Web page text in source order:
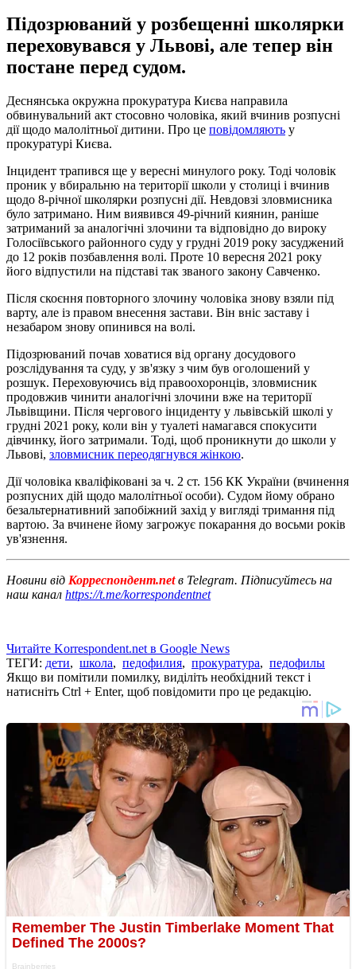
Підозрюваний у розбещенні школярки
переховувався у Львові, але тепер він
постане перед судом.
Деснянська окружна прокуратура Києва направила
обвинувальний акт стосовно чоловіка, який вчинив розпусні
дії щодо малолітньої дитини. Про це повідомляють у
прокуратурі Києва.
Інцидент трапився ще у вересні минулого року. Тоді чоловік
проник у вбиральню на території школи у столиці і вчинив
щодо 8-річної школярки розпусні дії. Невдовзі зловмисника
було затримано. Ним виявився 49-річний киянин, раніше
затриманий за аналогічні злочини та відповідно до вироку
Голосіївського районного суду у грудні 2019 року засуджений
до 12 років позбавлення волі. Проте 10 вересня 2021 року
його відпустили на підставі так званого закону Савченко.
Після скоєння повторного злочину чоловіка знову взяли під
варту, але із правом внесення застави. Він вніс заставу і
незабаром знову опинився на волі.
Підозрюваний почав ховатися від органу досудового
розслідування та суду, у зв'язку з чим був оголошений у
розшук. Переховуючись від правоохоронців, зловмисник
продовжив чинити аналогічні злочини вже на території
Львівщини. Після чергового інциденту у львівській школі у
грудні 2021 року, коли він у туалеті намагався спокусити
дівчинку, його затримали. Тоді, щоб проникнути до школи у
Львові, зловмисник переодягнувся жінкою.
Дії чоловіка кваліфіковані за ч. 2 ст. 156 КК України (вчинення
розпусних дій щодо малолітньої особи). Судом йому обрано
безальтернативний запобіжний захід у вигляді тримання під
вартою. За вчинене йому загрожує покарання до восьми років
ув'язнення.
Новини від Корреспондент.netв Telegram. Підписуйтесь на
наш канал https://t.me/korrespondentnet
Читайте Korrespondent.net в Google News
ТЕГИ: дети, школа, педофилия, прокуратура, педофилы
Якщо ви помітили помилку, виділіть необхідний текст і
натисніть Ctrl + Enter, щоб повідомити про це редакцію.